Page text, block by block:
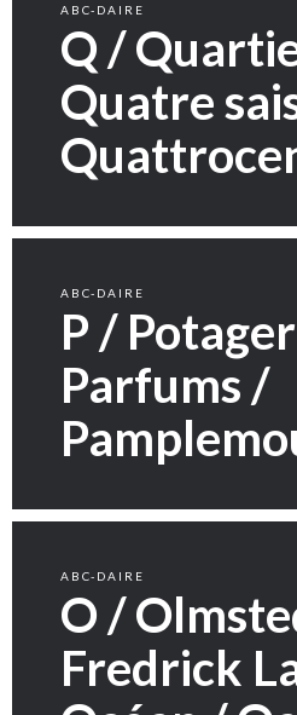
ABC-DAIRE
Q /
Quatre
ABC-DAIRE
P /
Parfums /
ABC-DAIRE
O /
Fredrick